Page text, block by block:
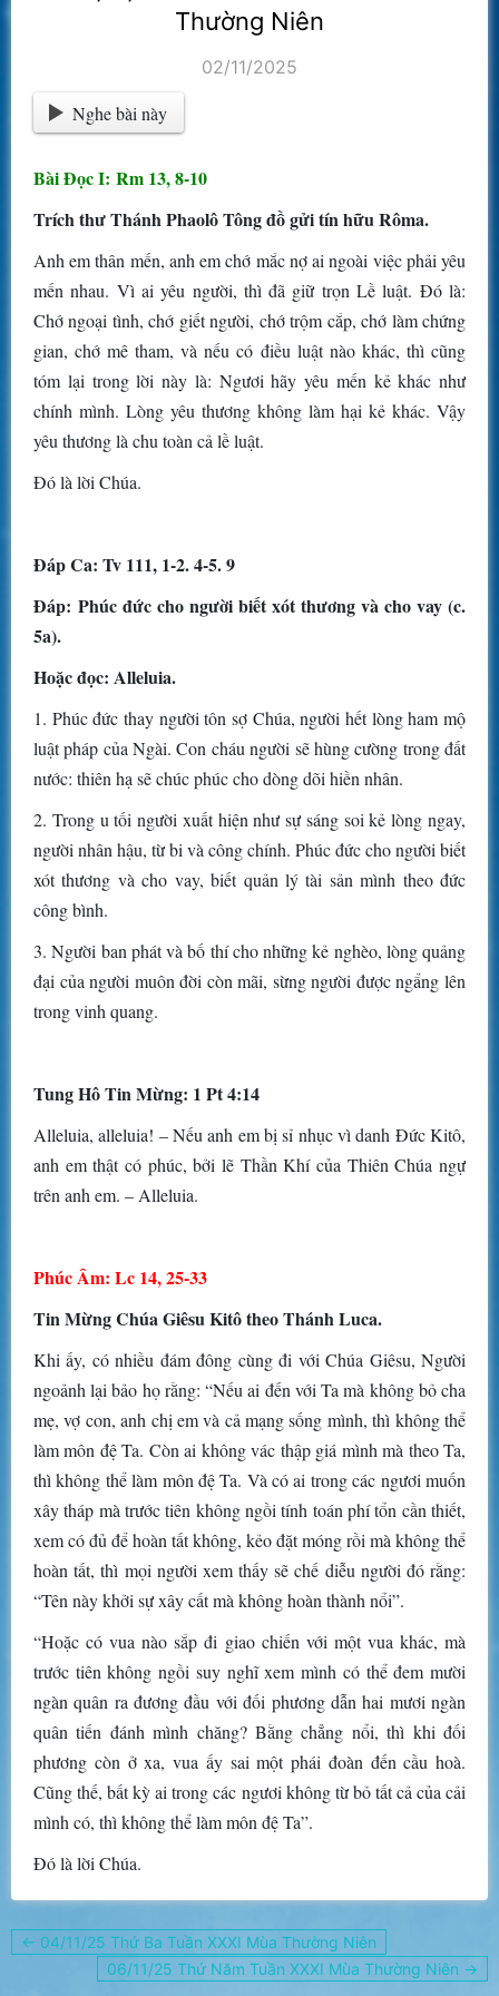
Thường Niên
02/11/2025
Nghe bài này
Bài Ðọc I: Rm 13, 8-10
Trích thư Thánh Phaolô Tông đồ gửi tín hữu Rôma.
Anh em thân mến, anh em chớ mắc nợ ai ngoài việc phải yêu
mến nhau. Vì ai yêu người, thì đã giữ trọn Lề luật. Ðó là:
Chớ ngoại tình, chớ giết người, chớ trộm cắp, chớ làm chứng
gian, chớ mê tham, và nếu có điều luật nào khác, thì cũng
tóm lại trong lời này là: Ngươi hãy yêu mến kẻ khác như
chính mình. Lòng yêu thương không làm hại kẻ khác. Vậy
yêu thương là chu toàn cả lề luật.
Ðó là lời Chúa.
Ðáp Ca: Tv 111, 1-2. 4-5. 9
Ðáp: Phúc đức cho người biết xót thương và cho vay (c.
5a).
Hoặc đọc: Alleluia.
1. Phúc đức thay người tôn sợ Chúa, người hết lòng ham mộ
luật pháp của Ngài. Con cháu người sẽ hùng cường trong đất
nước: thiên hạ sẽ chúc phúc cho dòng dõi hiền nhân.
2. Trong u tối người xuất hiện như sự sáng soi kẻ lòng ngay,
người nhân hậu, từ bi và công chính. Phúc đức cho người biết
xót thương và cho vay, biết quản lý tài sản mình theo đức
công bình.
3. Người ban phát và bố thí cho những kẻ nghèo, lòng quảng
đại của người muôn đời còn mãi, sừng người được ngẩng lên
trong vinh quang.
Tung Hô Tin Mừng: 1 Pt 4:14
Alleluia, alleluia! – Nếu anh em bị sỉ nhục vì danh Đức Kitô,
anh em thật có phúc, bởi lẽ Thần Khí của Thiên Chúa ngự
trên anh em. – Alleluia.
Phúc Âm: Lc 14, 25-33
Tin Mừng Chúa Giêsu Kitô theo Thánh Luca.
Khi ấy, có nhiều đám đông cùng đi với Chúa Giêsu, Người
ngoảnh lại bảo họ rằng: “Nếu ai đến với Ta mà không bỏ cha
mẹ, vợ con, anh chị em và cả mạng sống mình, thì không thể
làm môn đệ Ta. Còn ai không vác thập giá mình mà theo Ta,
thì không thể làm môn đệ Ta. Và có ai trong các ngươi muốn
xây tháp mà trước tiên không ngồi tính toán phí tổn cần thiết,
xem có đủ để hoàn tất không, kẻo đặt móng rồi mà không thể
hoàn tất, thì mọi người xem thấy sẽ chế diễu người đó rằng:
“Tên này khởi sự xây cất mà không hoàn thành nổi”.
“Hoặc có vua nào sắp đi giao chiến với một vua khác, mà
trước tiên không ngồi suy nghĩ xem mình có thể đem mười
ngàn quân ra đương đầu với đối phương dẫn hai mươi ngàn
quân tiến đánh mình chăng? Bằng chẳng nổi, thì khi đối
phương còn ở xa, vua ấy sai một phái đoàn đến cầu hoà.
Cũng thế, bất kỳ ai trong các ngươi không từ bỏ tất cả của cải
mình có, thì không thể làm môn đệ Ta”.
Ðó là lời Chúa.
Điều
hướng
← 04/11/25 Thứ Ba Tuần XXXI Mùa Thường Niên
06/11/25 Thứ Năm Tuần XXXI Mùa Thường Niên →